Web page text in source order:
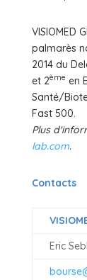
VISIOMED
palmarès
2014 du
et 2ème en
Santé/
Fast 500.
Plus
lab.com.
Contacts
Eric